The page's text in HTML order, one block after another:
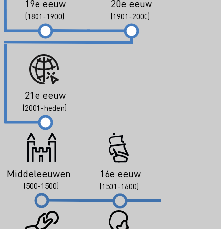
19e eeuw
(1801-1900)
20e eeuw
(1901-2000)
21e eeuw
(2001-heden)
Middeleeuwen
(500-1500)
16e eeuw
(1501-1600)